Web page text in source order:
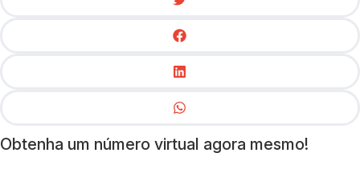
Obtenha um número virtual agora mesmo!